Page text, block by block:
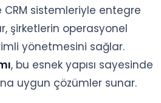
CRM sistemleriyle entegre
şirketlerin operasyonel
yönetmesini sağlar.
, bu esnek yapısı sayesinde
uygun çözümler sunar.